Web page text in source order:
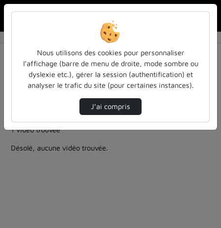
Résultats de la recherche
Filtres actifs (cliquer pour en retirer) :
entendu-des-confs-a-ecouter
Allemand
entendu-des-confs-a-ecouter
robotique-intelligence-artificielle
1 vidéo trouvée
Désolé, aucune vidéo trouvée.
Nous utilisons des cookies pour personnaliser
l’affichage (barre de menu de droite, mode sombre ou
dyslexie etc.), gérer la session (authentification) et
analyser le trafic du site (pour certaines instances).
J’ai compris